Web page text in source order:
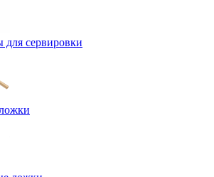
сервировки